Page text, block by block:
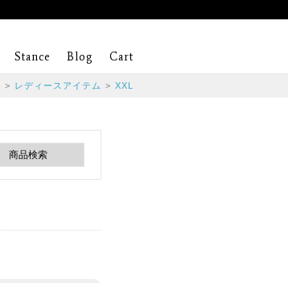
Stance Blog Cart
> レディースアイテム > XXL